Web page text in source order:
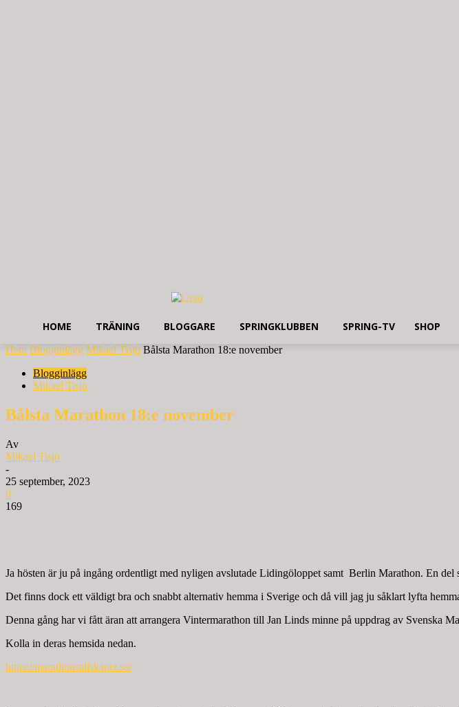
HOME TRÄNING BLOGGARE SPRINGKLUBBEN SPRING-TV SHOP
Hem Blogginlägg Mikael Tisjö Bålsta Marathon 18:e november
Blogginlägg
Mikael Tisjö
Bålsta Marathon 18:e november
Av
Mikael Tisjö
-
25 september, 2023
0
169
Ja hösten är ju på ingång ordentligt med nyligen avslutade Lidingöloppet samt Berlin Marathon. En del
Det finns dock ett väldigt bra och snabbt alternativ hemma i Sverige och då vill jag ju såklart lyfta
Denna gång har vi fått äran att arrangera Vintermarathon till Jan Linds minne på uppdrag av Svenska
Kolla in deras hemsida nedan.
https://marathonsallskapet.se/